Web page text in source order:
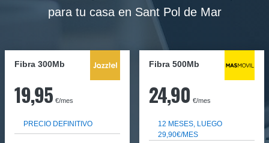
para tu casa en Sant Pol de Mar
Fibra 300Mb
19,95 €/mes
PRECIO DEFINITIVO
Fibra 500Mb
24,90 €/mes
12 MESES, LUEGO
29,90€/MES